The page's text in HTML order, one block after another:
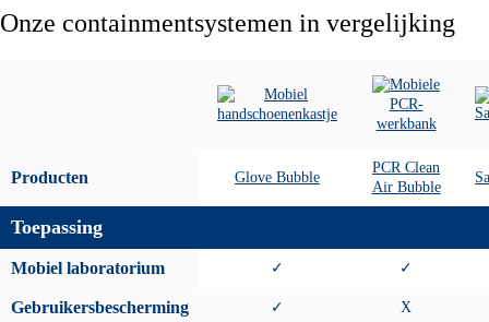
Onze containmentsystemen in vergelijking
Producten Glove Bubble
PCR Clean
Air Bubble
Toepassing
Mobiel laboratorium ✓ ✓
Gebruikersbescherming ✓ X